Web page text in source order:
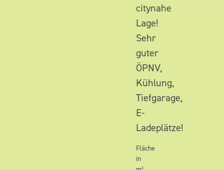
citynahe
Lage!
Sehr
guter
ÖPNV,
Kühlung,
Tiefgarage,
E-
Ladeplätze!
Fläche
in